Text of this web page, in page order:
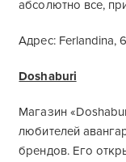
абсолютно все,
Адрес: Ferlandina,
Doshaburi
Магазин
любителей
брендов. Его